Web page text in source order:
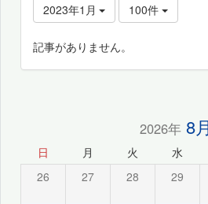
2023年1月 100件
記事がありません。
2026年8
日 月 火 水
26 27 28 29